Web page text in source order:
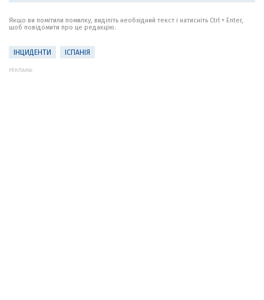
Якщо ви помітили помилку, виділіть необхідний текст і натисніть Ctrl + Enter,
щоб повідомити про це редакцію.
ІНЦИДЕНТИ ІСПАНІЯ
РЕКЛАМА: